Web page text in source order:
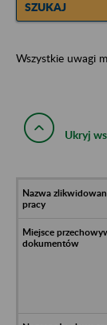
SZUKAJ
Wszystkie uwagi
Ukryj